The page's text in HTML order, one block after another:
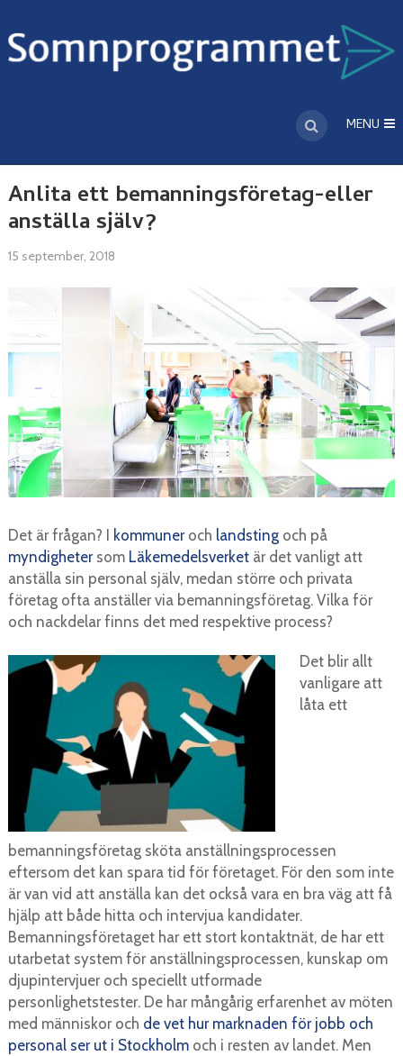
MENU
Anlita ett bemanningsföretag-eller
anställa själv?
15 september, 2018
Det är frågan? I kommuneroch landsting och på
myndighetersom Läkemedelsverketär det vanligt att
anställa sin personal själv, medan större och privata
företag ofta anställer via bemanningsföretag. Vilka för
och nackdelar finns det med respektive process?
Det blir allt
vanligare att
låta ett
bemanningsföretag sköta anställningsprocessen
eftersom det kan spara tid för företaget. För den som inte
är van vid att anställa kan det också vara en bra väg att få
hjälp att både hitta och intervjua kandidater.
Bemanningsföretaget har ett stort kontaktnät, de har ett
utarbetat system för anställningsprocessen, kunskap om
djupintervjuer och speciellt utformade
personlighetstester. De har mångårig erfarenhet av möten
med människor och de vet hur marknaden för jobb och
personal ser ut i Stockholmoch i resten av landet. Men